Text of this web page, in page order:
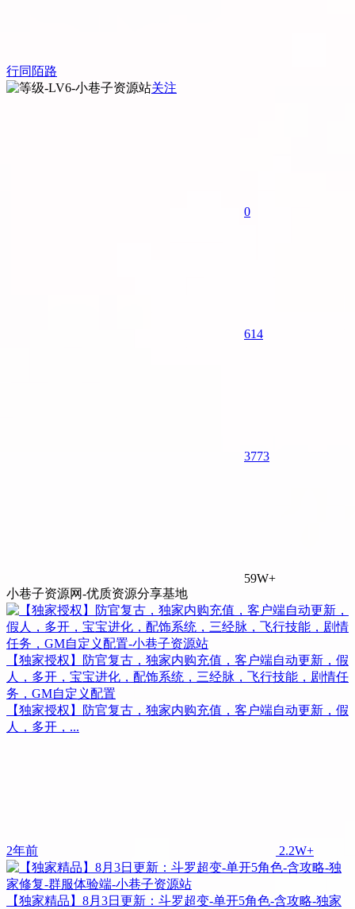
行同陌路
关注
0
614
3773
59W+
小巷子资源网-优质资源分享基地
【独家授权】防官复古，独家内购充值，客户端自动更新，假
人，多开，宝宝进化，配饰系统，三经脉，飞行技能，剧情任
务，GM自定义配置
【独家授权】防官复古，独家内购充值，客户端自动更新，假
人，多开，...
2年前 2.2W+
【独家精品】8月3日更新：斗罗超变-单开5角色-含攻略-独家